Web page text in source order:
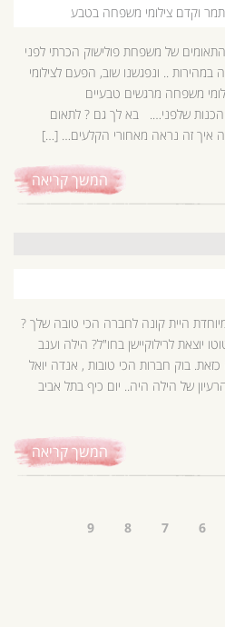
של משפחת פולישוק הכרתי לפני
.. ונפגשנו שוב, הפעם לצילומי
משפחה מרגשים טבעיים
שלפני…. בא לך גם ? לתאום
המשך קריאה
היית קונה לחברה הכי טובה שלך ?
יוצאת לרילוקיישן בחו"ל? הילה וענב
בוק חברות הכי טובות , אנדה יואל
של הילה היה.. יום כיף בתל אביב
המשך קריאה
6
7
8
9